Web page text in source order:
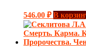
546.00 ₽ В